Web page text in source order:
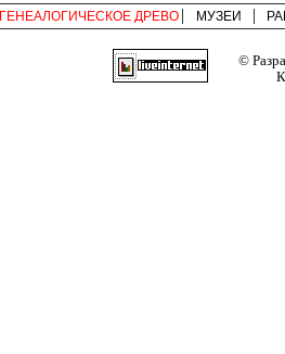
ГЕНЕАЛОГИЧЕСКОЕ ДРЕВО
МУЗЕИ
©